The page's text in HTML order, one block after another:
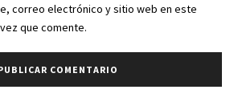
correo electrónico y sitio web en este
que comente.